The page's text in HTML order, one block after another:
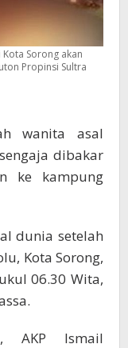
Kota Sorong akan
Propinsi Sultra
wanita asal
dibakar
ke kampung
dunia setelah
Kota Sorong,
06.30 Wita,
AKP Ismail